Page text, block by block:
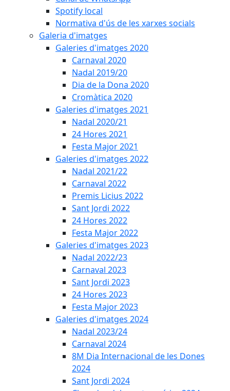
Spotify local
Normativa d'ús de les xarxes socials
Galeria d'imatges
Galeries d'imatges 2020
Carnaval 2020
Nadal 2019/20
Dia de la Dona 2020
Cromàtica 2020
Galeries d'imatges 2021
Nadal 2020/21
24 Hores 2021
Festa Major 2021
Galeries d'imatges 2022
Nadal 2021/22
Carnaval 2022
Premis Licius 2022
Sant Jordi 2022
24 Hores 2022
Festa Major 2022
Galeries d'imatges 2023
Nadal 2022/23
Carnaval 2023
Sant Jordi 2023
24 Hores 2023
Festa Major 2023
Galeries d'imatges 2024
Nadal 2023/24
Carnaval 2024
8M Dia Internacional de les Dones
2024
Sant Jordi 2024